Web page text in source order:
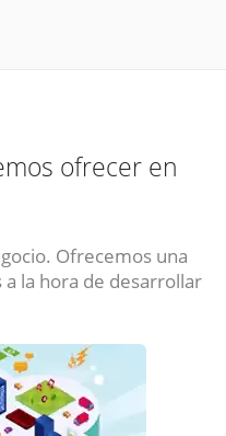
ofrecer en
Ofrecemos una
la hora de desarrollar